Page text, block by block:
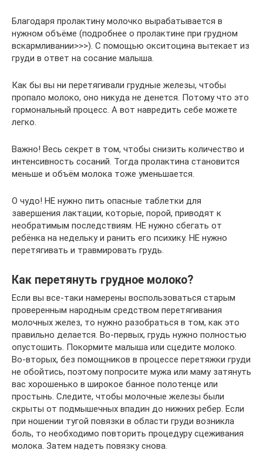
Благодаря пролактину молочко вырабатывается в
нужном объёме (подробнее о пролактине при грудном
вскармливании>>>). С помощью окситоцина вытекает из
груди в ответ на сосание малыша.
Как бы вы ни перетягивали грудные железы, чтобы
пропало молоко, оно никуда не денется. Потому что это
гормональный процесс. А вот навредить себе можете
легко.
Важно! Весь секрет в том, чтобы снизить количество и
интенсивность сосаний. Тогда пролактина становится
меньше и объём молока тоже уменьшается.
О чудо! НЕ нужно пить опасные таблетки для
завершения лактации, которые, порой, приводят к
необратимым последствиям. НЕ нужно сбегать от
ребёнка на недельку и ранить его психику. НЕ нужно
перетягивать и травмировать грудь.
Как перетянуть грудное молоко?
Если вы все-таки намерены воспользоваться старым
проверенным народным средством перетягивания
молочных желез, то нужно разобраться в том, как это
правильно делается. Во-первых, грудь нужно полностью
опустошить. Покормите малыша или сцедите молоко.
Во-вторых, без помощников в процессе перетяжки груди
не обойтись, поэтому попросите мужа или маму затянуть
вас хорошенько в широкое банное полотенце или
простынь. Следите, чтобы молочные железы были
скрыты от подмышечных впадин до нижних ребер. Если
при ношении тугой повязки в области груди возникла
боль, то необходимо повторить процедуру сцеживания
молока. Затем надеть повязку снова.